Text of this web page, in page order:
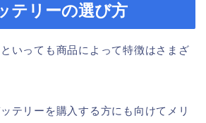
テリーの選び方
いっても商品によって特徴はさまざ
テリーを購入する方にも向けてメリ